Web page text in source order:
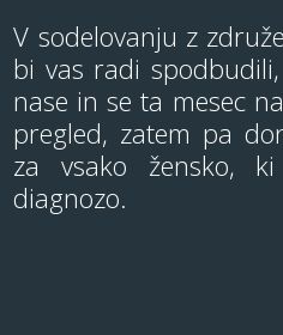
V sodelovanju z
bi vas radi
nase in se ta mesec
pregled, zatem pa
za vsako žensko,
diagnozo.